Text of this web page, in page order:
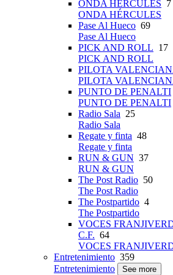
ONDA HÉRCULES 7
ONDA HÉRCULES
Pase Al Hueco 69
Pase Al Hueco
PICK AND ROLL 17
PICK AND ROLL
PILOTA
PILOTA
PUNTO DE PENALTI
PUNTO DE PENALTI
Radio Sala 25
Radio Sala
Regate y finta 48
Regate y finta
RUN & GUN 37
RUN & GUN
The Post Radio 50
The Post Radio
The Postpartido 4
The Postpartido
VOCES
C.F. 64
VOCES
Entretenimiento 359
Entretenimiento
See more